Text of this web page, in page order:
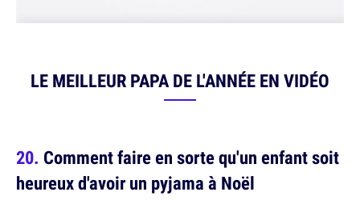
LE MEILLEUR PAPA DE L'ANNÉE EN VIDÉO
Comment faire en sorte qu'un enfant soit
heureux d'avoir un pyjama à Noël